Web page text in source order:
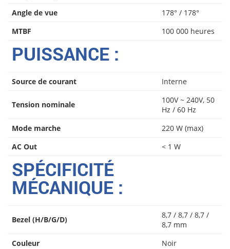
Angle de vue
178° / 178°
MTBF
100 000 heures
PUISSANCE :
Source de courant Interne
Tension nominale
100V ~ 240V, 50
Hz / 60 Hz
Mode marche
220 W (max)
AC Out
< 1 W
SPÉCIFICITÉ
MÉCANIQUE :
Bezel (H/B/G/D)
8,7 / 8,7 / 8,7 /
8,7 mm
Couleur
Noir